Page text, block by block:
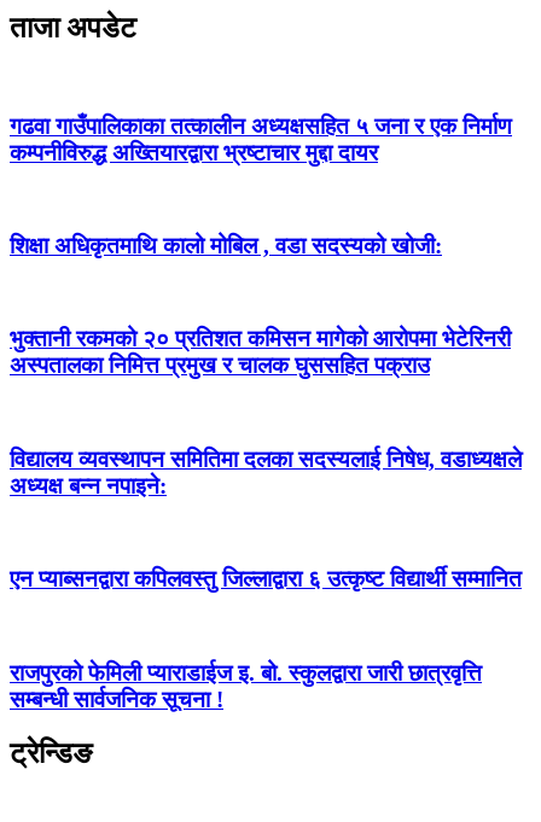
ताजा अपडेट
गढवा गाउँपालिकाका तत्कालीन अध्यक्षसहित ५ जना र एक निर्माण
कम्पनीविरुद्ध अख्तियारद्वारा भ्रष्टाचार मुद्दा दायर
शिक्षा अधिकृतमाथि कालो मोबिल , वडा सदस्यको खोजी:
भुक्तानी रकमको २० प्रतिशत कमिसन मागेको आरोपमा भेटेरिनरी
अस्पतालका निमित्त प्रमुख र चालक घुससहित पक्राउ
विद्यालय व्यवस्थापन समितिमा दलका सदस्यलाई निषेध, वडाध्यक्षले
अध्यक्ष बन्न नपाइने:
एन प्याब्सनद्वारा कपिलवस्तु जिल्लाद्वारा ६ उत्कृष्ट विद्यार्थी सम्मानित
राजपुरको फेमिली प्याराडाईज इ. बो. स्कुलद्वारा जारी छात्रवृत्ति
सम्बन्धी सार्वजनिक सूचना !
ट्रेन्डिङ